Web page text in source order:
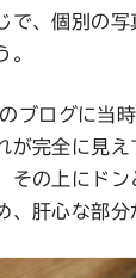
で、個別の
。
ログに当時
が完全に見
その上にド
、肝心な部分